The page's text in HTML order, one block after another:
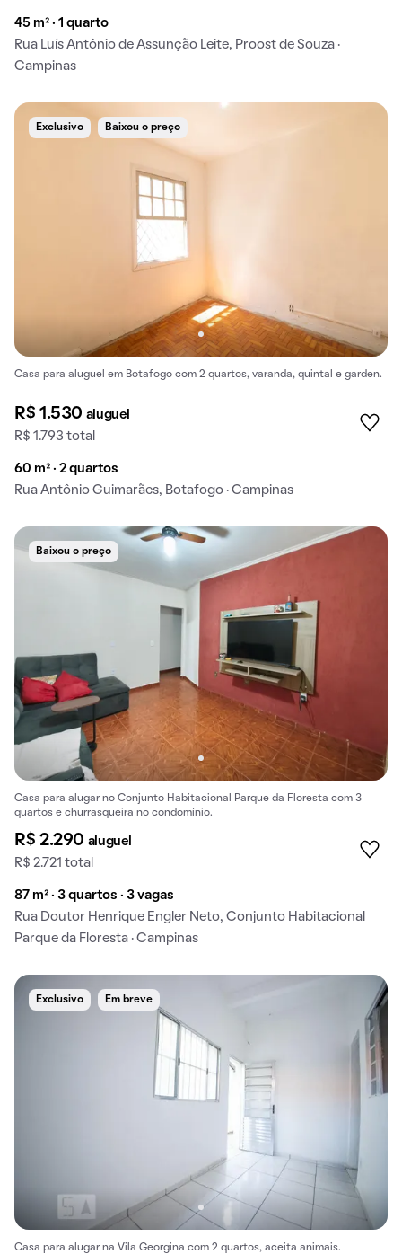
45 m² · 1 quarto
Rua Luís Antônio de Assunção Leite, Proost de Souza ·
Campinas
Exclusivo Baixou o preço
Casa para aluguel em Botafogo com 2 quartos, varanda, quintal e garden.
R$ 1.530 aluguel
R$ 1.793 total
60 m² · 2 quartos
Rua Antônio Guimarães, Botafogo · Campinas
Baixou o preço
Casa para alugar no Conjunto Habitacional Parque da Floresta com 3
quartos e churrasqueira no condomínio.
R$ 2.290 aluguel
R$ 2.721 total
87 m² · 3 quartos · 3 vagas
Rua Doutor Henrique Engler Neto, Conjunto Habitacional
Parque da Floresta · Campinas
Exclusivo Em breve
Casa para alugar na Vila Georgina com 2 quartos, aceita animais.